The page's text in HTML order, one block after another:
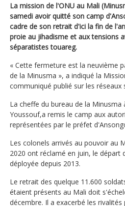
La mission de l'ONU au Mali
samedi avoir quitté son camp
cadre de son retrait d'ici la fin de
proie au jihadisme et aux tensions
séparatistes touareg.
« Cette fermeture est la neuvième
de la Minusma », a indiqué la
communiqué publié sur les réseaux
La cheffe du bureau de la Minusma
Youssouf,a remis le camp aux
représentées par le préfet
Les colonels arrivés au pouvoir au
2020 ont réclamé en juin, le départ
déployée depuis 2013.
Le retrait des quelque 11.600
étaient présents au Mali doit
décembre. Il a exacerbé les